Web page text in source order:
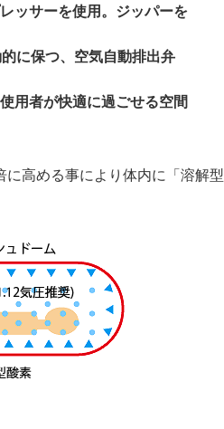
ッサーを使用。ジッパーを
に保つ、空気自動排出弁
用者が快適に過ごせる空間
に高める事により体内に「溶解型